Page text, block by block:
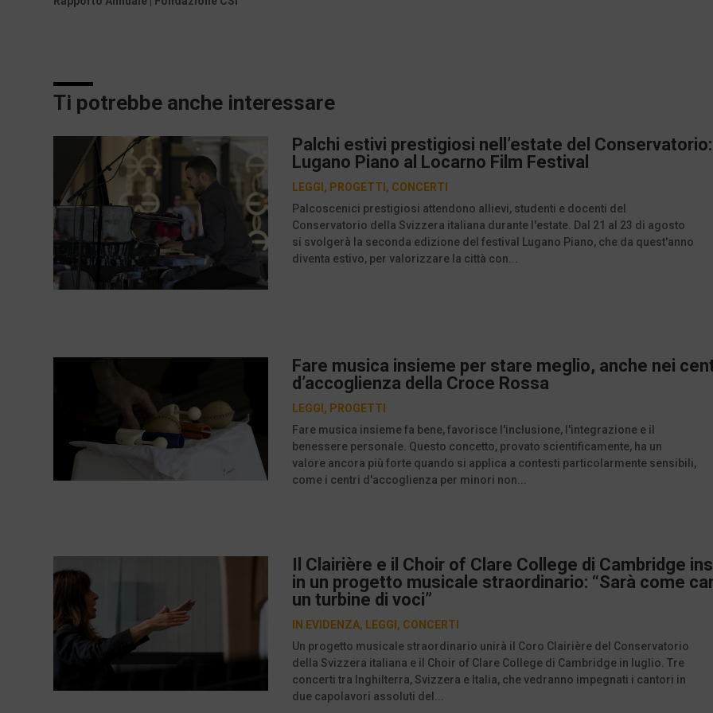
Ti potrebbe anche interessare
Palchi estivi prestigiosi nell’estate del
Lugano Piano al Locarno Film Festival
LEGGI, PROGETTI, CONCERTI
Palcoscenici prestigiosi attendono allievi, studenti e docenti del
Conservatorio della Svizzera italiana durante l'estate. Dal 21 al 23 di agosto
si svolgerà la seconda edizione del festival Lugano Piano, che da quest'anno
diventa estivo, per valorizzare la città con...
Fare musica insieme per stare meglio, anche nei
d’accoglienza della Croce Rossa
LEGGI , PROGETTI
Fare musica insieme fa bene, favorisce l'inclusione, l'integrazione e il
benessere personale. Questo concetto, provato scientificamente, ha un
valore ancora più forte quando si applica a contesti particolarmente sensibili,
come i centri d'accoglienza per minori non...
Il Clairière e il Choir of Clare College di Cambridge
in un progetto musicale straordinario: “Sarà come
un turbine di voci”
IN EVIDENZA, LEGGI , CONCERTI
Un progetto musicale straordinario unirà il Coro Clairière del Conservatorio
della Svizzera italiana e il Choir of Clare College di Cambridge in luglio. Tre
concerti tra Inghilterra, Svizzera e Italia, che vedranno impegnati i cantori in
due capolavori assoluti del...